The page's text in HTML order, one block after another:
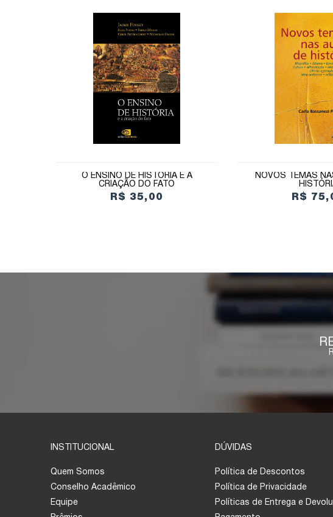
O ENSINO DE HISTÓRIA E A
CRIAÇÃO DO FATO
R$ 35,00
NOVOS TEMAS
R$
INSTITUCIONAL
Quem Somos
Conselho Acadêmico
Equipe
DÚVIDAS
Política de Descontos
Política de Privacidade
Políticas de Entrega e